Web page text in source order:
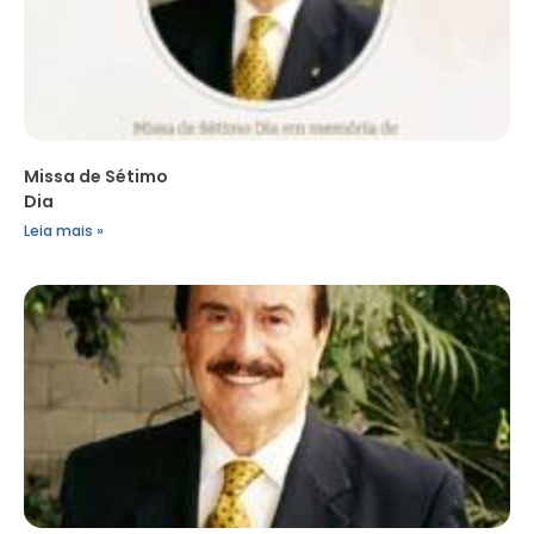
Missa de Sétimo
Dia
Leia mais »